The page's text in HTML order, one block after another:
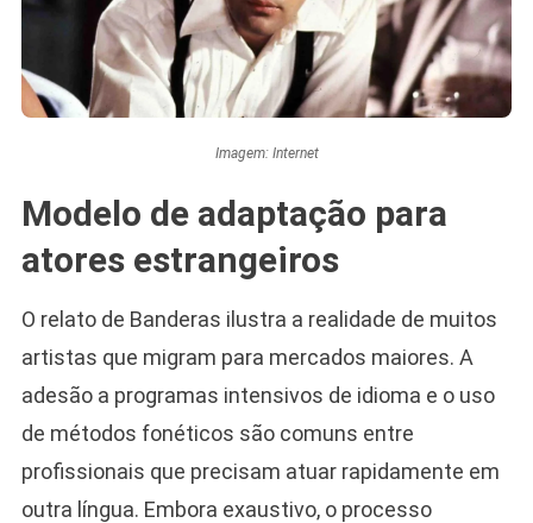
Imagem: Internet
Modelo de adaptação para
atores estrangeiros
O relato de Banderas ilustra a realidade de muitos
artistas que migram para mercados maiores. A
adesão a programas intensivos de idioma e o uso
de métodos fonéticos são comuns entre
profissionais que precisam atuar rapidamente em
outra língua. Embora exaustivo, o processo